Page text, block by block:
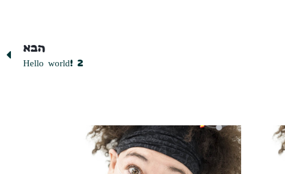
הבא
Hello world! 2